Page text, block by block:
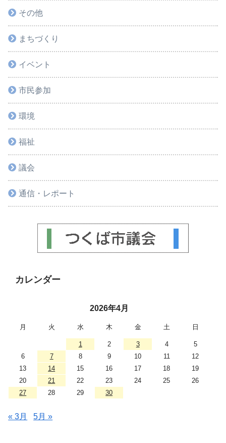
その他
まちづくり
イベント
市民参加
環境
福祉
議会
通信・レポート
カレンダー
2026年4月
月 火 水 木 金 土 日
1 2 3 4
5
6
7 8 9 10 11
12
13
14 15 16 17 18
19
20
21 22 23 24 25
26
27
28 29 30
« 3月 5月 »